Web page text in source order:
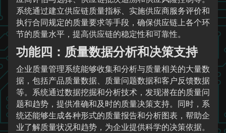
系统通过建立供应链质量指标、实施供应商服务评价和
执行合同规定的质量要求等手段，确保供应链上各个环
节的质量水平，提高供应链的稳定性和可靠性。
功能四：质量数据分析和决策支持
企业质量管理系统能够收集和分析与质量相关的大量数
据，包括产品质量数据、质量问题数据和客户反馈数据
等。系统通过数据挖掘和分析技术，发现潜在的质量问
题和趋势，提供准确和及时的质量决策支持。同时，系
统还能够生成各种形式的质量报告和分析图表，帮助企
业了解质量状况和趋势，为企业提供科学的决策依据。